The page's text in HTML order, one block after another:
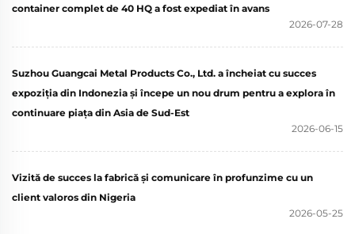
container complet de 40 HQ a fost expediat în avans
2026-07-28
Suzhou Guangcai Metal Products Co., Ltd. a încheiat cu succes
expoziția din Indonezia și începe un nou drum pentru a explora în
continuare piața din Asia de Sud-Est
2026-06-15
Vizită de succes la fabrică și comunicare în profunzime cu un
client valoros din Nigeria
2026-05-25